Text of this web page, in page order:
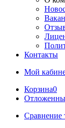
Контакты
Мой
Корзина0
Сравнение